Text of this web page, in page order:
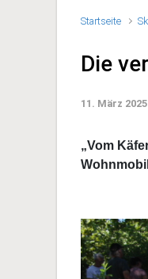
Startseite
Die
11. März 2025
„Vom